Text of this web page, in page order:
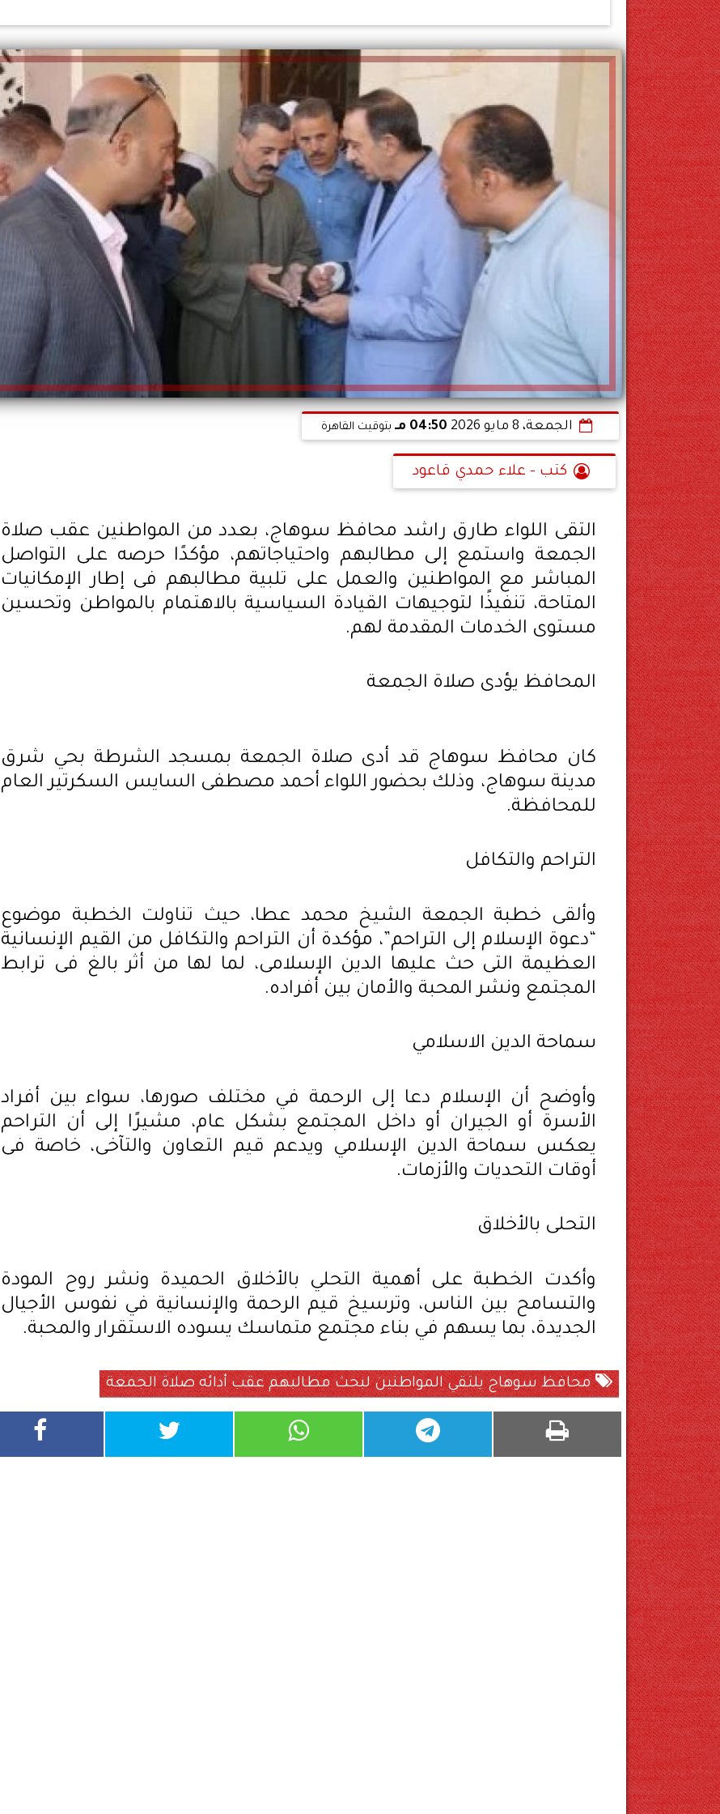
الجمعة، 8 مايو 2026 04:50 مـ بتوقيت القاهرة
كتب - علاء حمدي قاعود
التقى اللواء طارق راشد محافظ سوهاج، بعدد من المواطنين عقب صلاة
الجمعة واستمع إلى مطالبهم واحتياجاتهم، مؤكدًا حرصه على التواصل
المباشر مع المواطنين والعمل على تلبية مطالبهم فى إطار الإمكانيات
المتاحة، تنفيذًا لتوجيهات القيادة السياسية بالاهتمام بالمواطن وتحسين
مستوى الخدمات المقدمة لهم.
المحافظ يؤدى صلاة الجمعة
كان محافظ سوهاج قد أدى صلاة الجمعة بمسجد الشرطة بحي شرق
مدينة سوهاج، وذلك بحضور اللواء أحمد مصطفى السايس السكرتير العام
للمحافظة.
التراحم والتكافل
وألقى خطبة الجمعة الشيخ محمد عطا، حيث تناولت الخطبة موضوع
“دعوة الإسلام إلى التراحم”، مؤكدة أن التراحم والتكافل من القيم الإنسانية
العظيمة التى حث عليها الدين الإسلامى، لما لها من أثر بالغ فى ترابط
المجتمع ونشر المحبة والأمان بين أفراده.
سماحة الدين الاسلامي
وأوضح أن الإسلام دعا إلى الرحمة في مختلف صورها، سواء بين أفراد
الأسرة أو الجيران أو داخل المجتمع بشكل عام، مشيرًا إلى أن التراحم
يعكس سماحة الدين الإسلامي ويدعم قيم التعاون والتآخى، خاصة فى
أوقات التحديات والأزمات.
التحلى بالأخلاق
وأكدت الخطبة على أهمية التحلي بالأخلاق الحميدة ونشر روح المودة
والتسامح بين الناس، وترسيخ قيم الرحمة والإنسانية في نفوس الأجيال
الجديدة، بما يسهم في بناء مجتمع متماسك يسوده الاستقرار والمحبة.
محافظ سوهاج يلتقي المواطنين لبحث مطالبهم عقب أدائه صلاة الجمعة